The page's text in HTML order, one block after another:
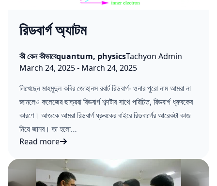
রিডবার্গ অ্যাটম
Posted in
কী কেন কীভাবেTags:
quantum, physicsPosted by
Tachyon Admin
Published on:
March 24, 2025- Last updated on:
March 24, 2025
লিখেছেন মাহমুদুল কবির জোহানস রবার্ট রিডবার্গ- ওনার পুরো নাম আমরা না
জানলেও কলেজের ছাত্ররা রিডবার্গ শব্দটার সাথে পরিচিত, রিডবার্গ ধ্রুবকের
কারণে। আজকে আমরা রিডবার্গ ধ্রুবকের বাইরে রিডবার্গের আরেকটা কাজ
নিয়ে জানব। তা হলো…
Read more
রিডবার্গ অ্যাটম